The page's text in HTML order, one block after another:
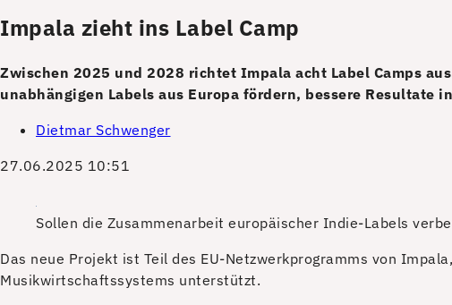
Impala zieht ins Label Camp
Zwischen 2025 und 2028 richtet Impala acht Label Camps
unabhängigen Labels aus Europa fördern, bessere Resultate
Dietmar Schwenger
27.06.2025 10:51
Sollen die Zusammenarbeit europäischer Indie-Labels
Das neue Projekt ist Teil des EU-Netzwerkprogramms von
Musikwirtschaftssystems unterstützt.